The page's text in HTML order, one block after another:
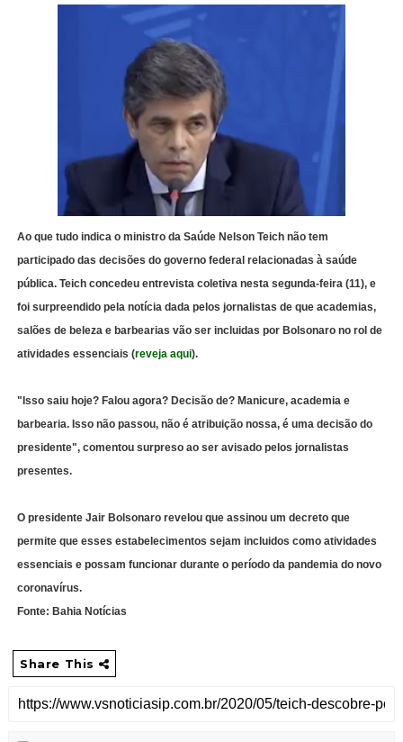
Ao que tudo indica o ministro da Saúde Nelson Teich não tem
participado das decisões do governo federal relacionadas à saúde
pública. Teich concedeu entrevista coletiva nesta segunda-feira (11), e
foi surpreendido pela notícia dada pelos jornalistas de que academias,
salões de beleza e barbearias vão ser incluidas por Bolsonaro no rol de
atividades essenciais (reveja aqui).
"Isso saiu hoje? Falou agora? Decisão de? Manicure, academia e
barbearia. Isso não passou, não é atribuição nossa, é uma decisão do
presidente", comentou surpreso ao ser avisado pelos jornalistas
presentes.
O presidente Jair Bolsonaro revelou que assinou um decreto que
permite que esses estabelecimentos sejam incluidos como atividades
essenciais e possam funcionar durante o período da pandemia do novo
coronavírus.
Fonte: Bahia Notícias
Share This